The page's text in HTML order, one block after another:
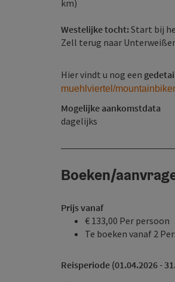
km)
Westelijke tocht:Start bij
Zell terug naar
Hier vindt u nog een
muehlviertel/
Mogelijke aankomstdata
dagelijks
Boeken/
Prijs vanaf
€ 133,00 Per persoon
Te boeken vanaf 2
Reisperiode (01.04.2026 -